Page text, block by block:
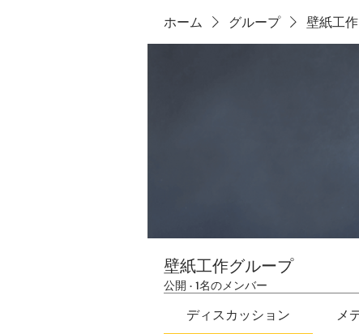
ホーム グループ 壁紙工
壁紙工作グループ
公開 · 1名のメンバー
ディスカッション メ